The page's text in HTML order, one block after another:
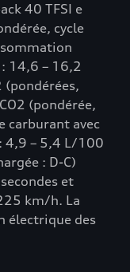
40 TFSI e
cycle
14,6 – 16,2
(pondérées,
(pondérée,
carburant avec
4,9 – 5,4 L/100
: D-C)
et
km/h. La
électrique des